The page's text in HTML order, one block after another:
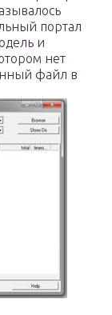
портал
и
нет
файл в